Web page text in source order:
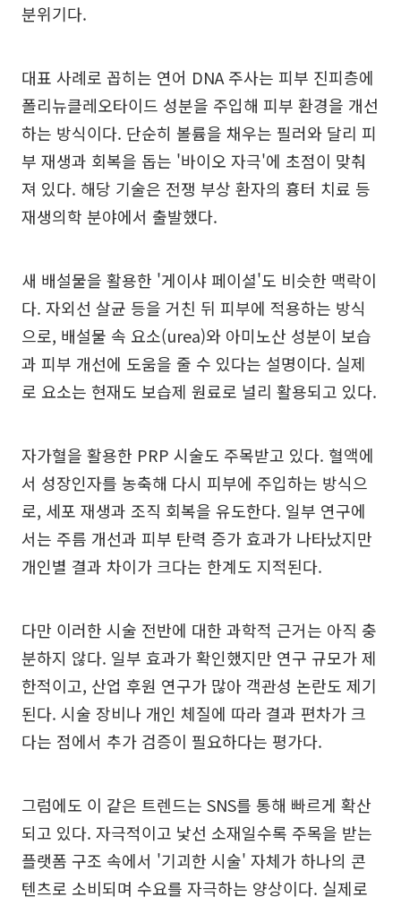
분위기다.
대표 사례로 꼽히는 연어 DNA 주사는 피부 진피층에
폴리뉴클레오타이드 성분을 주입해 피부 환경을 개선
하는 방식이다. 단순히 볼륨을 채우는 필러와 달리 피
부 재생과 회복을 돕는 '바이오 자극'에 초점이 맞춰
져 있다. 해당 기술은 전쟁 부상 환자의 흉터 치료 등
재생의학 분야에서 출발했다.
새 배설물을 활용한 '게이샤 페이셜'도 비슷한 맥락이
다. 자외선 살균 등을 거친 뒤 피부에 적용하는 방식
으로, 배설물 속 요소(urea)와 아미노산 성분이 보습
과 피부 개선에 도움을 줄 수 있다는 설명이다. 실제
로 요소는 현재도 보습제 원료로 널리 활용되고 있다.
자가혈을 활용한 PRP 시술도 주목받고 있다. 혈액에
서 성장인자를 농축해 다시 피부에 주입하는 방식으
로, 세포 재생과 조직 회복을 유도한다. 일부 연구에
서는 주름 개선과 피부 탄력 증가 효과가 나타났지만
개인별 결과 차이가 크다는 한계도 지적된다.
다만 이러한 시술 전반에 대한 과학적 근거는 아직 충
분하지 않다. 일부 효과가 확인했지만 연구 규모가 제
한적이고, 산업 후원 연구가 많아 객관성 논란도 제기
된다. 시술 장비나 개인 체질에 따라 결과 편차가 크
다는 점에서 추가 검증이 필요하다는 평가다.
그럼에도 이 같은 트렌드는 SNS를 통해 빠르게 확산
되고 있다. 자극적이고 낯선 소재일수록 주목을 받는
플랫폼 구조 속에서 '기괴한 시술' 자체가 하나의 콘
텐츠로 소비되며 수요를 자극하는 양상이다. 실제로